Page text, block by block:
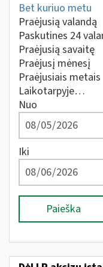
Bet kuriuo metu
Praėjusią valandą
Paskutines 24
Praėjusią savaitę
Praėjusį mėnesį
Praėjusiais metais
Laikotarpyje…
Nuo
Iki
Paieška